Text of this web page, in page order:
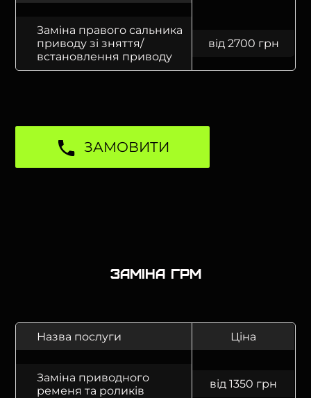
Заміна правого сальника
приводу зі зняття/
встановлення приводу
від 2700 грн
ЗАМОВИТИ
Заміна ГРМ
Назва послуги Ціна
Заміна приводного
ременя та роликів
від 1350 грн